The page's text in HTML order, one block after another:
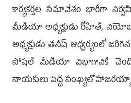
కార్యకర్తల సమావేశం భారీగా
మీడియా అధ్యక్షుడు రోహిత్,
అధ్యక్షుడు తనీష్ ఆధ్వర్యంలో
సోషల్ మీడియా విభాగానికి చెందిన
నాయకులు పెద్ద సంఖ్యలో